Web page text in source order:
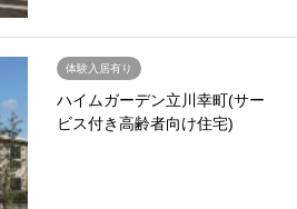
体験入居有り
ハイムガーデン立川幸町(サー
ビス付き高齢者向け住宅)